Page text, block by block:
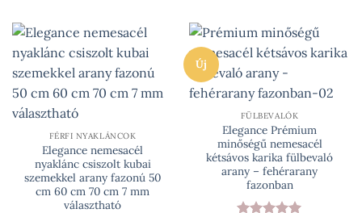
a
termékoldalon
választhatók
ki
terméknek
több
van.
A
változatok
a
termékoldalon
választhatók
ki
FÉRFI NYAKLÁNCOK
Elegance nemesacél
nyaklánc csiszolt kubai
szemekkel arany fazonú 50
cm 60 cm 70 cm 7 mm
választható
Új
FÜLBEVALÓK
Elegance Prémium
minőségű nemesacél
kétsávos karika fülbevaló
arany – fehérarany
fazonban